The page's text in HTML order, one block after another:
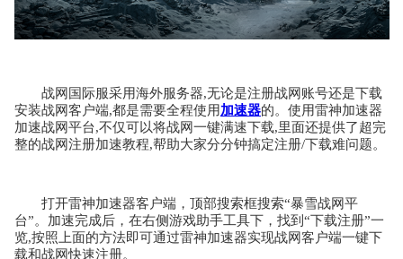
战网国际服采用海外服务器,无论是注册战网账号还是下载
安装战网客户端,都是需要全程使用加速器的。使用雷神加速器
加速战网平台,不仅可以将战网一键满速下载,里面还提供了超完
整的战网注册加速教程,帮助大家分分钟搞定注册/下载难问题。
打开雷神加速器客户端，顶部搜索框搜索“暴雪战网平
台”。加速完成后，在右侧游戏助手工具下，找到“下载注册”一
览,按照上面的方法即可通过雷神加速器实现战网客户端一键下
载和战网快速注册。